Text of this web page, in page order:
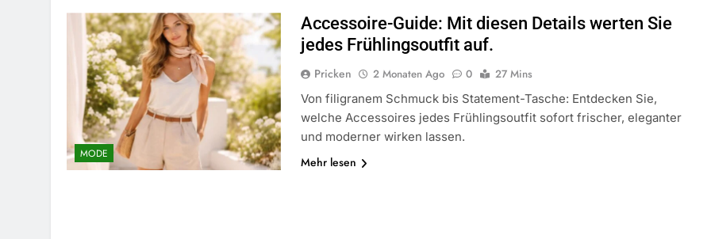
MODE
Accessoire-Guide: Mit diesen Details werten Sie
jedes Frühlingsoutfit auf.
Pricken 2 Monaten Ago 0
27 Mins
Von filigranem Schmuck bis Statement-Tasche: Entdecken Sie,
welche Accessoires jedes Frühlingsoutfit sofort frischer, eleganter
und moderner wirken lassen.
Mehr lesen